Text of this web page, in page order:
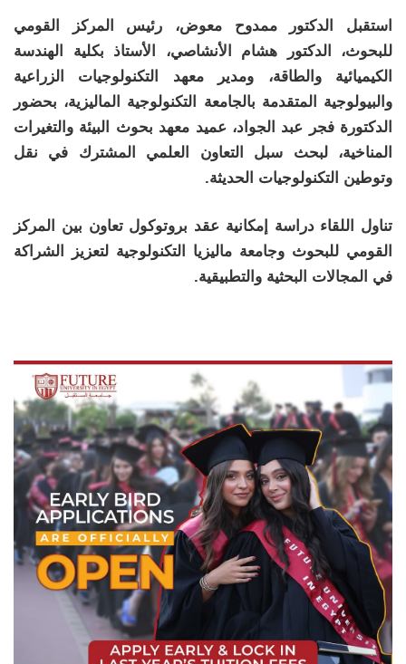
استقبل الدكتور ممدوح معوض، رئيس المركز القومي
للبحوث، الدكتور هشام الأنشاصي، الأستاذ بكلية الهندسة
الكيميائية والطاقة، ومدير معهد التكنولوجيات الزراعية
والبيولوجية المتقدمة بالجامعة التكنولوجية الماليزية، بحضور
الدكتورة فجر عبد الجواد، عميد معهد بحوث البيئة والتغيرات
المناخية، لبحث سبل التعاون العلمي المشترك في نقل
وتوطين التكنولوجيات الحديثة.
تناول اللقاء دراسة إمكانية عقد بروتوكول تعاون بين المركز
القومي للبحوث وجامعة ماليزيا التكنولوجية لتعزيز الشراكة
في المجالات البحثية والتطبيقية.